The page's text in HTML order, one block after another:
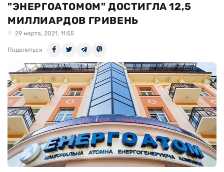
"ЭНЕРГОАТОМОМ" ДОСТИГЛА 12,5
МИЛЛИАРДОВ ГРИВЕНЬ
29 марта, 2021, 11:55
Поделиться